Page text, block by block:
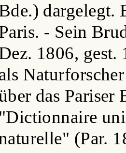
dargelegt.
- Sein
1806, gest.
das Pariser
"Dictionnaire
(Par.